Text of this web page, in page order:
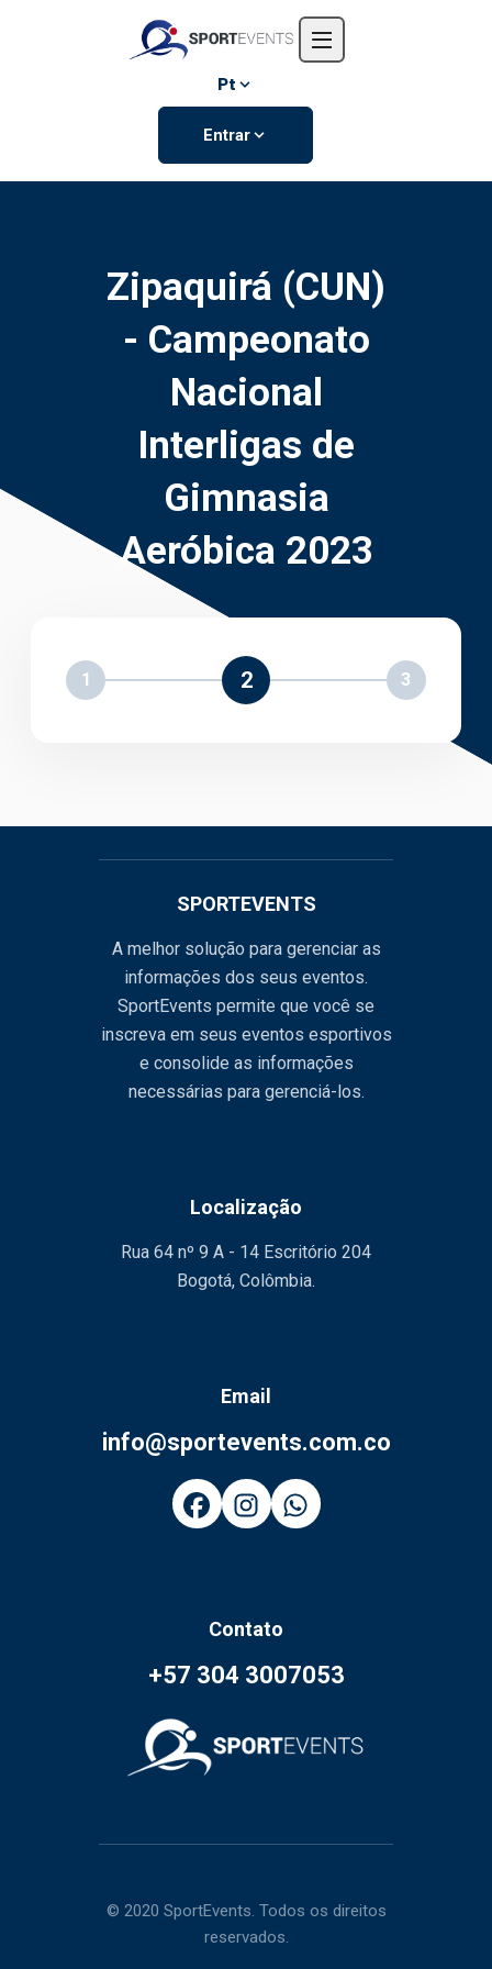
Eventos
Pt
Entrar
Zipaquirá (CUN)
- Campeonato
Nacional
Interligas de
Gimnasia
Aeróbica 2023
1 2 3
SPORTEVENTS
A melhor solução para gerenciar as
informações dos seus eventos.
SportEvents permite que você se
inscreva em seus eventos esportivos
e consolide as informações
necessárias para gerenciá-los.
Localização
Rua 64 nº 9 A - 14 Escritório 204
Bogotá, Colômbia.
Email
info@sportevents.com.co
Contato
+57 304 3007053
© 2020 SportEvents. Todos os direitos
reservados.